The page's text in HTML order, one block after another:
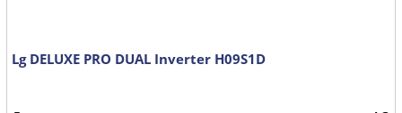
Lg DELUXE PRO DUAL Inverter H09S1D